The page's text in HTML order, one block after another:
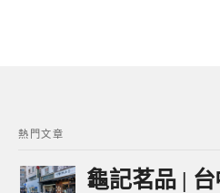
熱門文章
龜記茗品 |